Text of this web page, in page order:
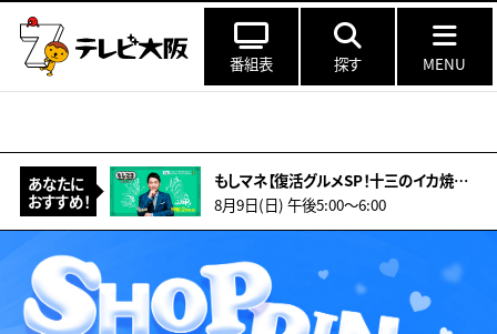
番組表 探す MENU
あなたに
おすすめ！
もしマネ【復活グルメSP！十三のイカ焼き店＆亡きマスターの味「伝説のカレー」物語
8月9日(日) 午後5:00〜6:00